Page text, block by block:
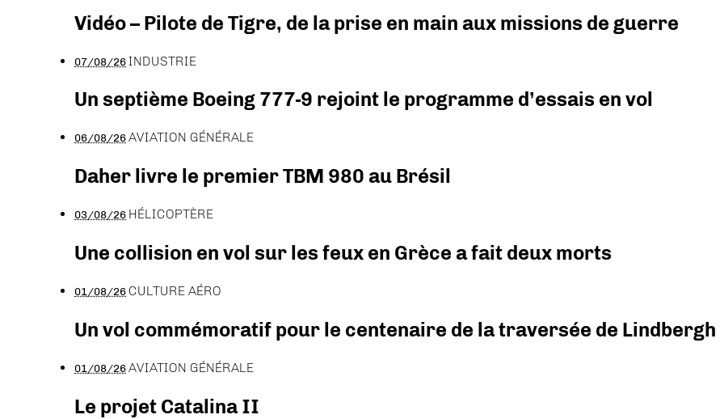
Vidéo – Pilote de Tigre, de la prise en main aux missions de guerre
07/08/26INDUSTRIE
Un septième Boeing 777-9 rejoint le programme d’essais en vol
06/08/26AVIATION GÉNÉRALE
Daher livre le premier TBM 980 au Brésil
03/08/26 HÉLICOPTÈRE
Une collision en vol sur les feux en Grèce a fait deux morts
01/08/26 CULTURE AÉRO
Un vol commémoratif pour le centenaire de la traversée de Lindbergh
01/08/26AVIATION GÉNÉRALE
Le projet Catalina II